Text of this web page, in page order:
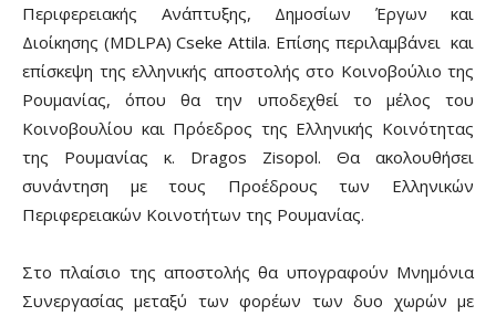
Περιφερειακής Ανάπτυξης, Δημοσίων Έργων και
Διοίκησης (MDLPA) Cseke Attila. Επίσης περιλαμβάνει και
επίσκεψη της ελληνικής αποστολής στο Κοινοβούλιο της
Ρουμανίας, όπου θα την υποδεχθεί το μέλος του
Κοινοβουλίου και Πρόεδρος της Ελληνικής Κοινότητας
της Ρουμανίας κ.
Dragos Zisopol.
Θα ακολουθήσει
συνάντηση με τους Προέδρους των Ελληνικών
Περιφερειακών Κοινοτήτων της Ρουμανίας.
Στο πλαίσιο της αποστολής θα υπογραφούν Μνημόνια
Συνεργασίας μεταξύ των φορέων των δυο χωρών με